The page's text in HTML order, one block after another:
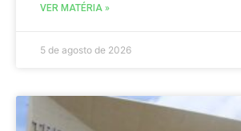
VER MATÉRIA »
5 de agosto de 2026